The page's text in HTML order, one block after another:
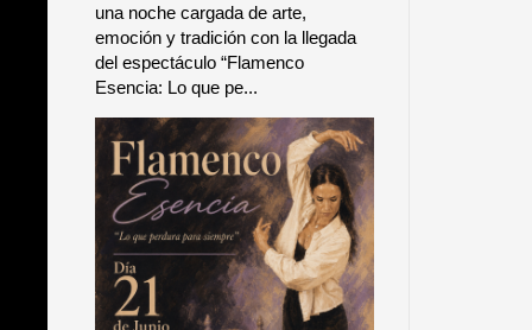
una noche cargada de arte,
emoción y tradición con la llegada
del espectáculo “Flamenco
Esencia: Lo que pe...